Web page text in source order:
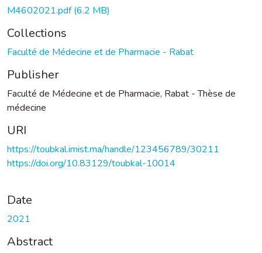
M4602021.pdf(6.2 MB)
Collections
Faculté de Médecine et de Pharmacie - Rabat
Publisher
Faculté de Médecine et de Pharmacie, Rabat - Thèse de
médecine
URI
https://toubkal.imist.ma/handle/123456789/30211
https://doi.org/10.83129/toubkal-10014
Date
2021
Abstract